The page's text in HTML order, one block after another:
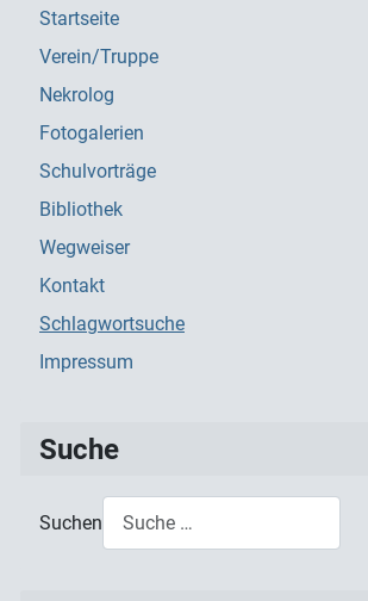
Startseite
Verein/Truppe
Nekrolog
Fotogalerien
Schulvorträge
Bibliothek
Wegweiser
Kontakt
Schlagwortsuche
Impressum
Suche
Suchen